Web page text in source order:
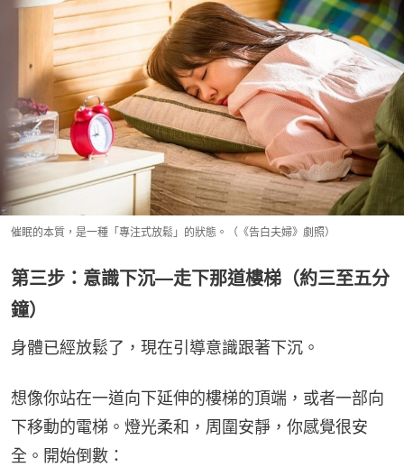
催眠的本質，是一種「專注式放鬆」的狀態。（《告白夫婦》劇照）
第三步：意識下沉—走下那道樓梯（約三至五分
鐘）
身體已經放鬆了，現在引導意識跟著下沉。
想像你站在一道向下延伸的樓梯的頂端，或者一部向
下移動的電梯。燈光柔和，周圍安靜，你感覺很安
全。開始倒數：